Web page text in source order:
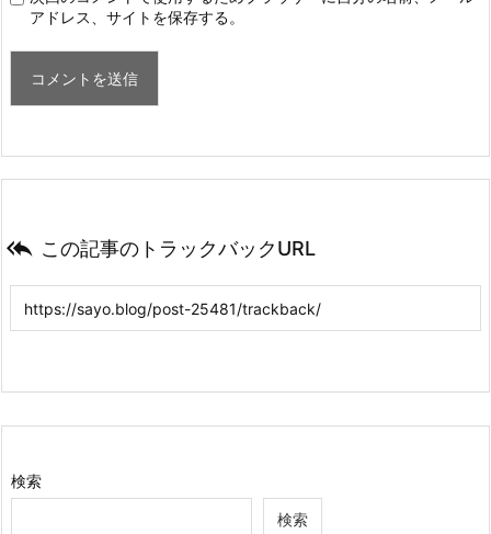
アドレス、サイトを保存する。
 この記事のトラックバックURL
検索
検索